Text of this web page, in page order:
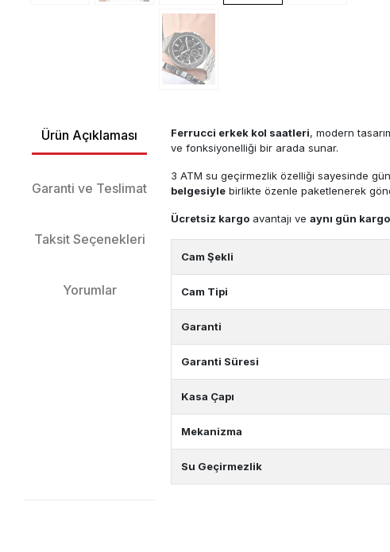
Ürün Açıklaması
Garanti ve Teslimat
Taksit Seçenekleri
Yorumlar
Ferrucci erkek kol saatleri, modern
ve fonksiyonelliği bir arada sunar.
3 ATM su geçirmezlik özelliği sayesinde
belgesiyle birlikte özenle paketlenerek
Ücretsiz kargo avantajı veaynı gün kargo
Cam Şekli
Cam Tipi
Garanti
Garanti Süresi
Kasa Çapı
Mekanizma
Su Geçirmezlik